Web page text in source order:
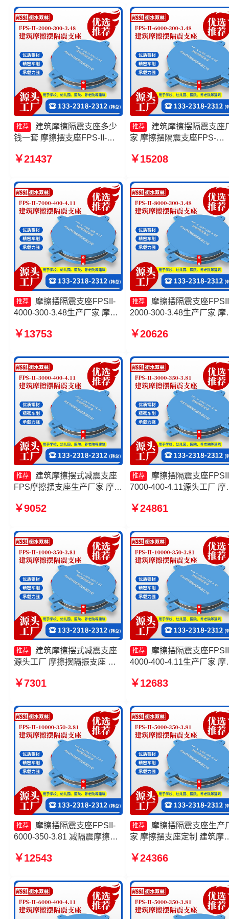
推荐
建筑摩擦隔震支座多少
钱一套 摩擦摆支座FPS-II-
座源头工厂 摩擦复摆隔震支座
￥21437
推荐
建筑摩擦摆隔震支座
家 摩擦摆隔震支座FPS-
座厂家 摩擦摆隔震支座
￥15208
推荐
摩擦摆隔震支座FPSII-
4000-300-3.48生产厂家 摩擦
4.11生产厂家 建筑摩擦摆隔震
支座FPSII-4000-350-3.81源
头工厂
￥13753
推荐
摩擦摆隔震支座
2000-300-3.48生产厂家 摩
支座生产厂家 摩擦摆隔震
￥20626
推荐
建筑摩擦摆式减震支座
FPS摩擦摆支座生产厂家 摩擦
摆隔震支座FPSII-2000-400-
￥9052
推荐
摩擦摆隔震支座
7000-400-4.11源头工厂 摩
Ⅱ-2000-500-3.8厂家 摩擦
4.11生产厂家
￥24861
推荐
建筑摩擦摆式减震支座
源头工厂 摩擦摆隔振支座 摩
350-3.81厂家 建筑摩擦摆式减
￥7301
推荐
摩擦摆隔震支座
4000-400-4.11生产厂家 摩
4.11源头工厂 摩擦摆隔震
擦摆隔震支座FPSII-9000-
350-3.81
￥12683
推荐
摩擦摆隔震支座FPSII-
6000-350-3.81 减隔震摩擦摆
FPSII-7000-350-3.81厂家 摩
￥12543
推荐
摩擦摆隔震支座生产
家 摩擦摆支座定制 建筑摩
支座FPSII-9000-350-3.81
￥24366